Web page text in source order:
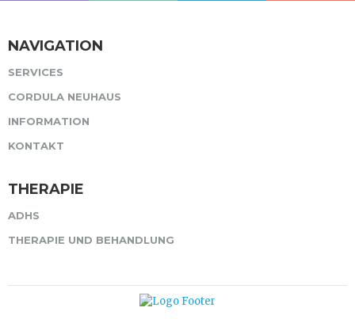
NAVIGATION
SERVICES
CORDULA NEUHAUS
INFORMATION
KONTAKT
THERAPIE
ADHS
THERAPIE UND BEHANDLUNG